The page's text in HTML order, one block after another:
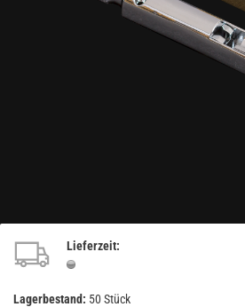
Lieferzeit:
Lagerbestand: 50Stück